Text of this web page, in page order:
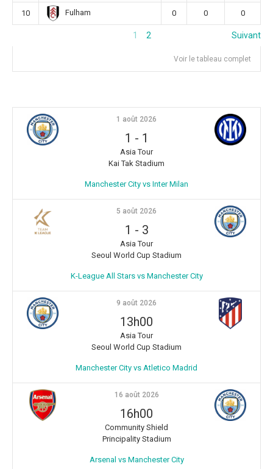
10 Fulham 0 0 0
1 2 Suivant
Voir le tableau complet
1 août 2026
1 - 1
Asia Tour
Kai Tak Stadium
Manchester City vs Inter Milan
5 août 2026
1 - 3
Asia Tour
Seoul World Cup Stadium
K-League All Stars vs Manchester City
9 août 2026
13h00
Asia Tour
Seoul World Cup Stadium
Manchester City vs Atletico Madrid
16 août 2026
16h00
Community Shield
Principality Stadium
Arsenal vs Manchester City